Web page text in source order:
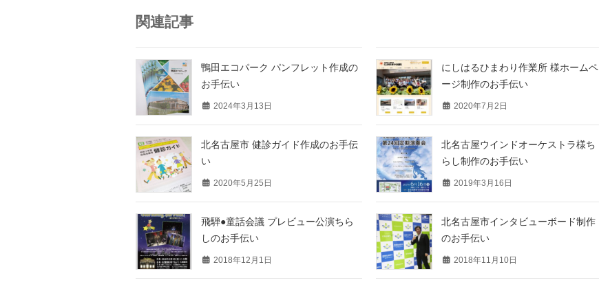
関連記事
鴨田エコパーク パンフレット作成の
お手伝い
2024年3月13日
にしはるひまわり作業所 様ホームペ
ージ制作のお手伝い
2020年7月2日
北名古屋市 健診ガイド作成のお手伝
い
2020年5月25日
北名古屋ウインドオーケストラ様ち
らし制作のお手伝い
2019年3月16日
飛騨●童話会議 プレビュー公演ちら
しのお手伝い
2018年12月1日
北名古屋市インタビューボード制作
のお手伝い
2018年11月10日